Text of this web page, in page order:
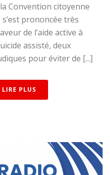
Convention citoyenne
prononcée très
de l’aide active à
assisté, deux
pour éviter de [...]
LIRE PLUS